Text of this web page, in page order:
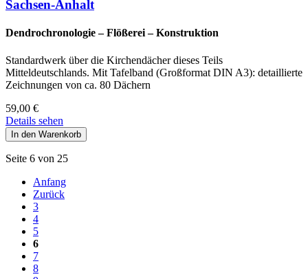
Sachsen-Anhalt
Dendrochronologie – Flößerei – Konstruktion
Standardwerk über die Kirchendächer dieses Teils
Mitteldeutschlands. Mit Tafelband (Großformat DIN A3): detaillierte
Zeichnungen von ca. 80 Dächern
59,00 €
Details sehen
Seite 6 von 25
Anfang
Zurück
3
4
5
6
7
8